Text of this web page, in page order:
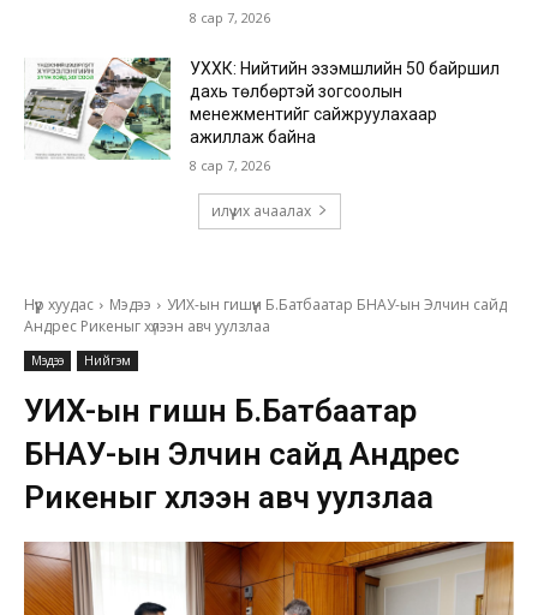
8 сар 7, 2026
УХХК: Нийтийн эзэмшлийн 50 байршил
дахь төлбөртэй зогсоолын
менежментийг сайжруулахаар
ажиллаж байна
8 сар 7, 2026
илүү их ачаалах